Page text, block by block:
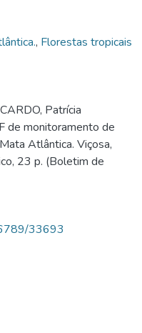
, Florestas tropicais
Patrícia
de monitoramento de
Atlântica. Viçosa,
23 p. (Boletim de
33693